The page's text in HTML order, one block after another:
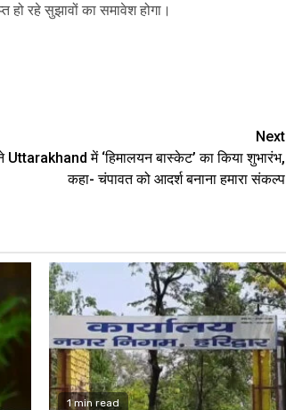
हो रहे सुझावों का समावेश होगा।
Next
Uttarakhand में ‘हिमालयन बास्केट’ का किया शुभारंभ,
कहा- चंपावत को आदर्श बनाना हमारा संकल्प
1 min read